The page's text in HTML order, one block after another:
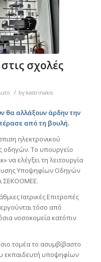
σχολές
/ by kastrinakis
θα αλλάξουν άρδην την
από τη βουλή.
ηλεκτρονικού
οδηγών. Το υπουργείο
να ελέγξει τη λειτουργία
Υποψηφίων Οδηγών
ΣΕΚΟΟΜΕΕ.
Ιατρικές Επιτροπές
τόσο από
νοσοκομεία κατόπιν
τομέα το ασυμβίβαστο
εκπαιδευτή υποψηφίων